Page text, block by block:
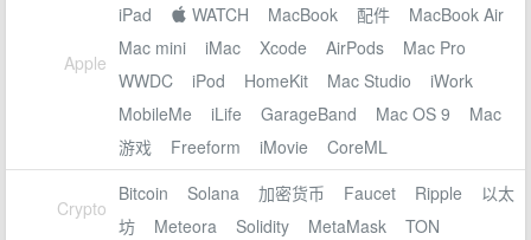
Apple
iPad
 WATCH MacBook 配件
MacBook Air
Mac mini
iMac Xcode AirPods
Mac Pro
WWDC
iPod HomeKit Mac Studio
iWork
MobileMe
iLife GarageBand Mac OS 9
Mac
游戏
Freeform iMovie CoreML
Crypto
Bitcoin Solana 加密货币 Faucet Ripple
以太
坊
Meteora Solidity MetaMask TON